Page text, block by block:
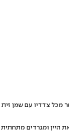
היין ומגרדים